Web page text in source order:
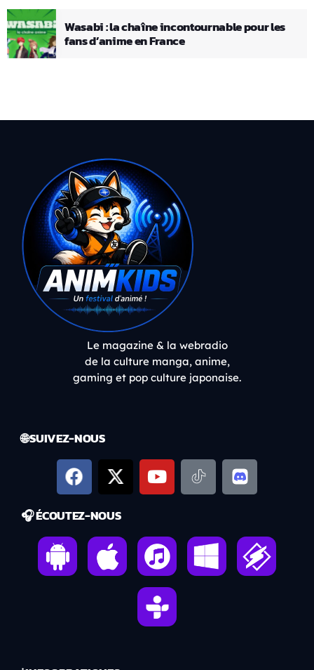
Wasabi : la chaîne incontournable pour les
fans d’anime en France
Le magazine & la webradio
de la culture manga, anime,
gaming et pop culture japonaise.
🌐 SUIVEZ-NOUS
🎧 ÉCOUTEZ-NOUS